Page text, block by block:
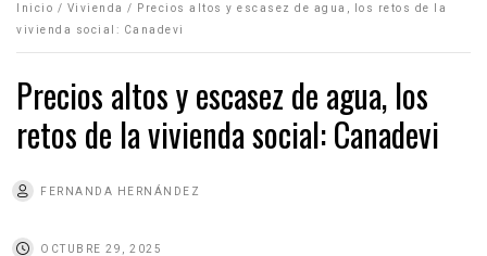
Inicio / Vivienda /
Precios altos y escasez de agua, los retos de la
vivienda social: Canadevi
Precios altos y escasez de agua, los
retos de la vivienda social: Canadevi
FERNANDA HERNÁNDEZ
OCTUBRE 29, 2025